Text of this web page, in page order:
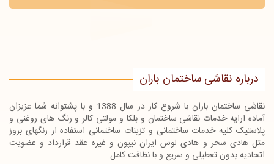
درباره نقاشی ساختمان باران
نقاشی ساختمان باران با شروع کار در سال 1388 و با پشتوانه شما عزیزان
آماده ارایه خدمات نقاشی ساختمان و بلکا و مولتی کالر و رنگ های روغنی و
پلاستیک کلیه خدمات ساختمانی و تزینات ساختمانی استفاده از رنگهای بروز
مثل هادی سحر و هادی لوس ایران نیپون و غیره عقد قرارداد و عضویت
اتحادیه بدون تعطیلی و سریع و با نظافت کامل